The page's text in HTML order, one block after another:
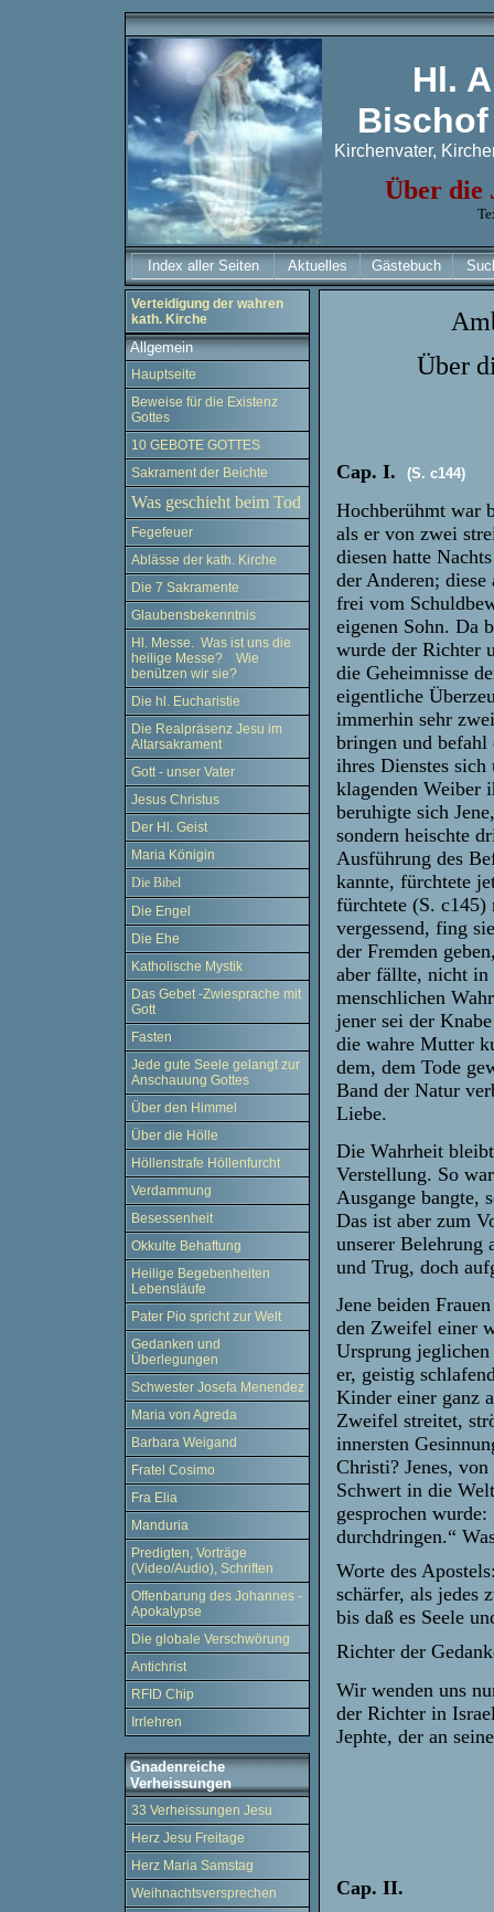
Hl.
Kirchenvater,
Über die
Index aller Seiten Aktuelles Gästebuch
Verteidigung der wahren
kath. Kirche
Allgemein
Hauptseite
Beweise für die Existenz
Gottes
10 GEBOTE GOTTES
Sakrament der Beichte
Was geschieht beim Tod
Fegefeuer
Ablässe der kath. Kirche
Die 7 Sakramente
Glaubensbekenntnis
Hl. Messe. Was ist uns die
heilige Messe? Wie
benützen wir sie?
Die hl. Eucharistie
Die Realpräsenz Jesu im
Altarsakrament
Gott - unser Vater
Jesus Christus
Der Hl. Geist
Maria Königin
Die Bibel
Die Engel
Die Ehe
Katholische Mystik
Das Gebet -Zwiesprache mit
Gott
Fasten
Jede gute Seele gelangt zur
Anschauung Gottes
Über den Himmel
Über die Hölle
Höllenstrafe Höllenfurcht
Verdammung
Besessenheit
Okkulte Behaftung
Heilige Begebenheiten
Lebensläufe
Pater Pio spricht zur Welt
Gedanken und
Überlegungen
Schwester Josefa Menendez
Maria von Agreda
Barbara Weigand
Fratel Cosimo
Fra Elia
Manduria
Predigten, Vorträge
(Video/Audio), Schriften
Offenbarung des Johannes -
Apokalypse
Die globale Verschwörung
Antichrist
RFID Chip
Irrlehren
Gnadenreiche
Verheissungen
33 Verheissungen Jesu
Herz Jesu Freitage
Herz Maria Samstag
Weihnachtsversprechen
Über
Cap. I. (S. c144)
Hochberühmt war
als er von zwei
diesen hatte
der Anderen;
frei vom
eigenen Sohn. Da
wurde der Richter
die Geheimnisse
eigentliche
immerhin sehr
bringen und
ihres Dienstes
klagenden Weiber
beruhigte sich
sondern heischte
Ausführung des
kannte, fürchtete
fürchtete (S.
vergessend, fing
der Fremden
aber fällte, nicht in
menschlichen
jener sei der
die wahre Mutter
dem, dem Tode
Band der Natur
Liebe.
Die Wahrheit
Verstellung. So
Ausgange bangte,
Das ist aber zum
unserer Belehrung
und Trug, doch
Jene beiden
den Zweifel einer
Ursprung
er, geistig
Kinder einer ganz
Zweifel streitet,
innersten
Christi? Jenes,
Schwert in die
gesprochen
durchdringen.“
Worte des
schärfer, als jedes
bis daß es Seele
Richter der
Wir wenden uns
der Richter in
Jephte, der an
Cap. II.